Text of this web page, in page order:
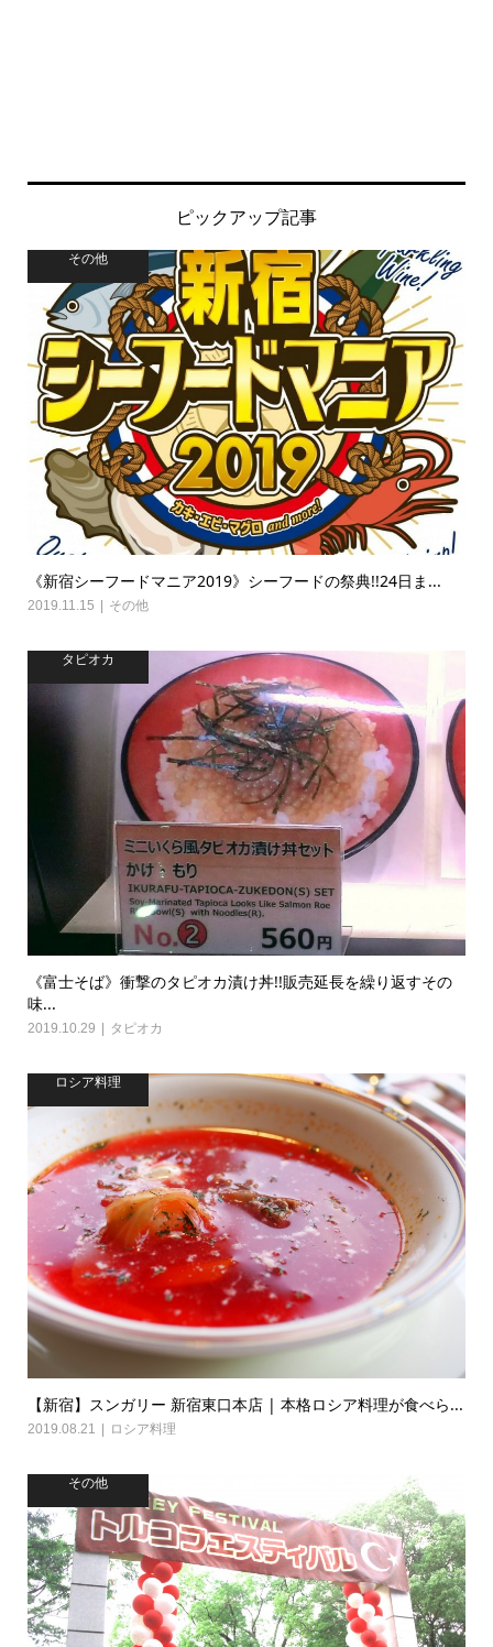
ピックアップ記事
その他
《新宿シーフードマニア2019》シーフードの祭典!!24日ま...
2019.11.15 その他
タピオカ
《富士そば》衝撃のタピオカ漬け丼!!販売延長を繰り返すその
味...
2019.10.29 タピオカ
ロシア料理
【新宿】スンガリー 新宿東口本店 | 本格ロシア料理が食べら...
2019.08.21 ロシア料理
その他